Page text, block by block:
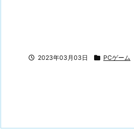
2023年03月03日 PCゲーム